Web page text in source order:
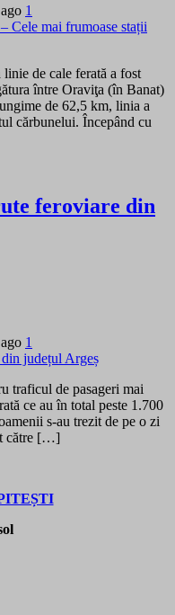
1
de cale ferată a fost
între Oraviţa (în Banat)
de 62,5 km, linia a
cărbunelui. Începând cu
feroviare din
1
traficul de pasageri mai
ce au în total peste 1.700
s-au trezit de pe o zi
către […]